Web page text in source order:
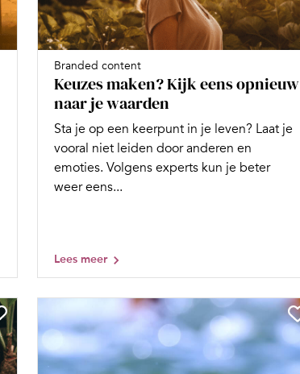
Branded content
Keuzes maken? Kijk eens opnieuw
naar je waarden
Sta je op een keerpunt in je leven? Laat je
vooral niet leiden door anderen en
emoties. Volgens experts kun je beter
weer eens...
Lees meer